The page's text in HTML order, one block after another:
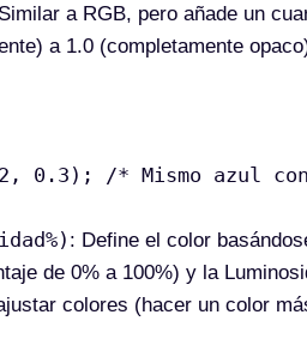
a RGB, pero añade un
a 1.0 (completamente
0.3); /* Mismo azul
: Define el color
de 0% a 100%) y la
colores (hacer un color